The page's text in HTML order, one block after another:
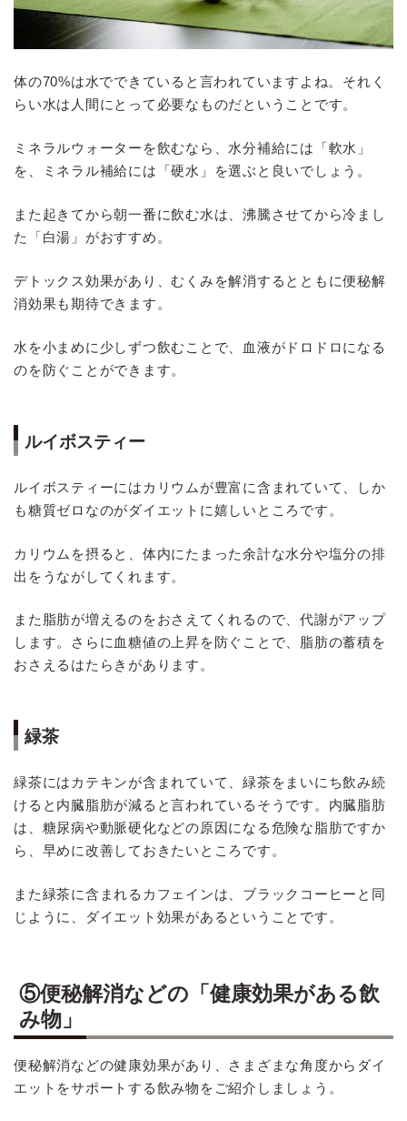
体の70%は水でできていると言われていますよね。それく
らい水は人間にとって必要なものだということです。
ミネラルウォーターを飲むなら、水分補給には「軟水」
を、ミネラル補給には「硬水」を選ぶと良いでしょう。
また起きてから朝一番に飲む水は、沸騰させてから冷まし
た「白湯」がおすすめ。
デトックス効果があり、むくみを解消するとともに便秘解
消効果も期待できます。
水を小まめに少しずつ飲むことで、血液がドロドロになる
のを防ぐことができます。
ルイボスティー
ルイボスティーにはカリウムが豊富に含まれていて、しか
も糖質ゼロなのがダイエットに嬉しいところです。
カリウムを摂ると、体内にたまった余計な水分や塩分の排
出をうながしてくれます。
また脂肪が増えるのをおさえてくれるので、代謝がアップ
します。さらに血糖値の上昇を防ぐことで、脂肪の蓄積を
おさえるはたらきがあります。
緑茶
緑茶にはカテキンが含まれていて、緑茶をまいにち飲み続
けると内臓脂肪が減ると言われているそうです。内臓脂肪
は、糖尿病や動脈硬化などの原因になる危険な脂肪ですか
ら、早めに改善しておきたいところです。
また緑茶に含まれるカフェインは、ブラックコーヒーと同
じように、ダイエット効果があるということです。
⑤便秘解消などの「健康効果がある飲
み物」
便秘解消などの健康効果があり、さまざまな角度からダイ
エットをサポートする飲み物をご紹介しましょう。